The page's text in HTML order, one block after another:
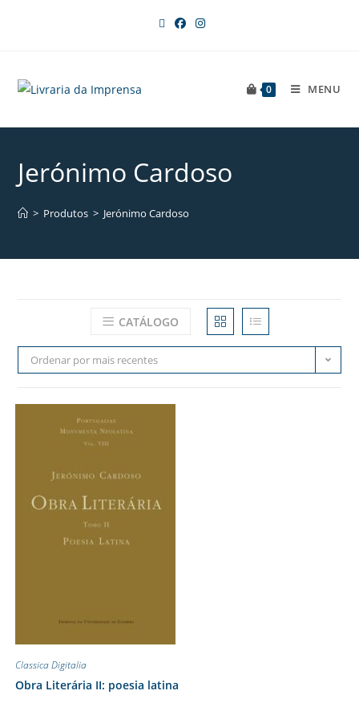
0 MENU
Jerónimo Cardoso
> Produtos > Jerónimo Cardoso
CATÁLOGO
Ordenar por mais recentes
Classica Digitalia
Obra Literária II: poesia latina